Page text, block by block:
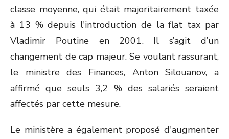
classe moyenne, qui était majoritairement taxée
à 13 % depuis l'introduction de la flat tax par
Vladimir Poutine en 2001. Il s’agit d’un
changement de cap majeur. Se voulant rassurant,
le ministre des Finances, Anton Silouanov, a
affirmé que seuls 3,2 % des salariés seraient
affectés par cette mesure.
Le ministère a également proposé d'augmenter